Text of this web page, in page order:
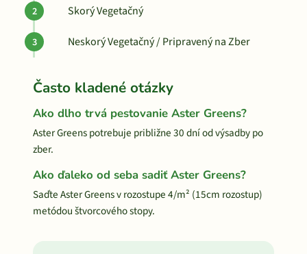
Skorý Vegetačný
Neskorý Vegetačný / Pripravený na Zber
Často kladené otázky
Ako dlho trvá pestovanie Aster Greens?
Aster Greens potrebuje približne 30 dní od výsadby po
zber.
Ako ďaleko od seba sadiť Aster Greens?
Saďte Aster Greens v rozostupe 4/m² (15cm rozostup)
metódou štvorcového stopy.